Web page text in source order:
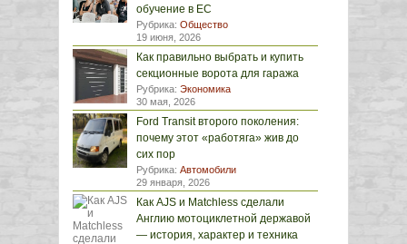
обучение в ЕС
Рубрика: Общество
19 июня, 2026
Как правильно выбрать и купить
секционные ворота для гаража
Рубрика: Экономика
30 мая, 2026
Ford Transit второго поколения:
почему этот «работяга» жив до
сих пор
Рубрика: Автомобили
29 января, 2026
Как AJS и Matchless сделали
Англию мотоциклетной державой
— история, характер и техника